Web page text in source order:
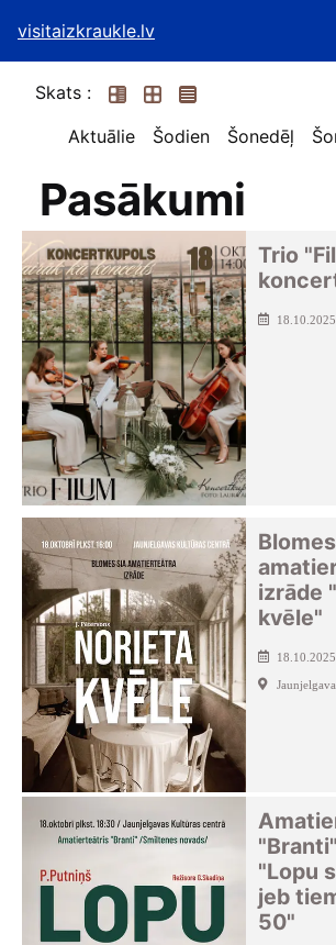
visitaizkraukle.lv
Skats :
Aktuālie
Šodien Šonedēļ
Pasākumi
Trio
izrāde
kvēle"
"Lopu
jeb
50"